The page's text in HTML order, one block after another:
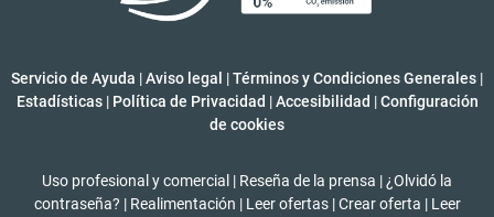
Servicio de Ayuda |Aviso legal |Términos y Condiciones Generales |
Estadísticas | Política de Privacidad | Accesibilidad | Configuración
de cookies
Uso profesional y comercial | Reseña de la prensa | ¿Olvidó la
contraseña? | Realimentación | Leer ofertas | Crear oferta | Leer